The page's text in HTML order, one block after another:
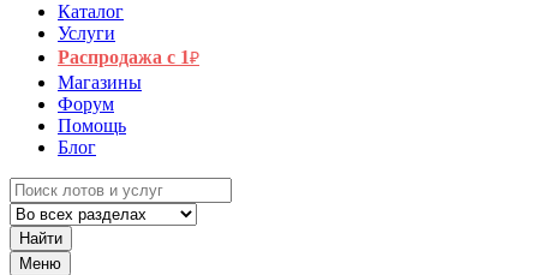
Каталог
Услуги
Распродажа с 1₽
Магазины
Форум
Помощь
Блог
Найти
Меню